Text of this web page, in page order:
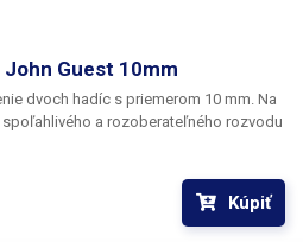
Guest 10mm
dvoch hadíc s priemerom 10 mm. Na
a rozoberateľného rozvodu
Kúpiť